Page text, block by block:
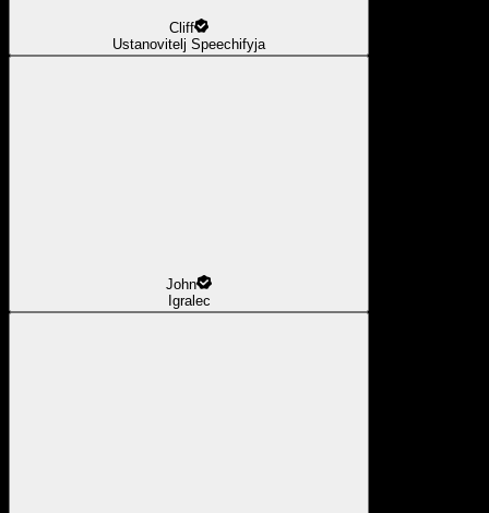
Cliff
Ustanovitelj Speechifyja
John
Igralec